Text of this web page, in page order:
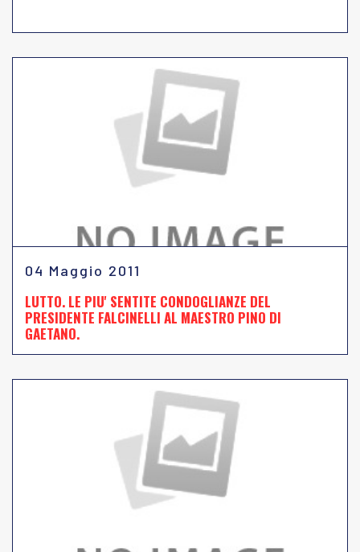
04 Maggio 2011
LUTTO. LE PIU' SENTITE CONDOGLIANZE DEL
PRESIDENTE FALCINELLI AL MAESTRO PINO DI
GAETANO.